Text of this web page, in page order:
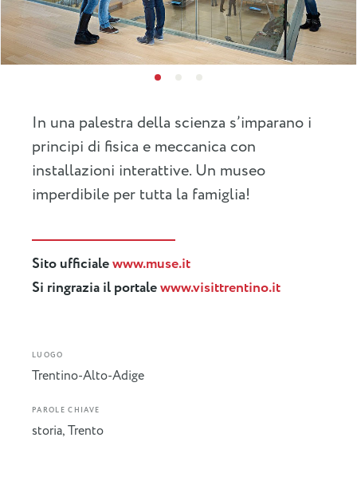
In una palestra della scienza s’imparano i
principi di fisica e meccanica con
installazioni interattive. Un museo
imperdibile per tutta la famiglia!
Sito ufficialewww.muse.it
Si ringrazia il portalewww.visittrentino.it
LUOGO
Trentino-Alto-Adige
PAROLE CHIAVE
storia,Trento